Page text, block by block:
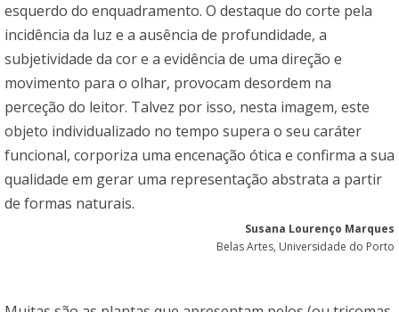
esquerdo do enquadramento. O destaque do corte pela
incidência da luz e a ausência de profundidade, a
subjetividade da cor e a evidência de uma direção e
movimento para o olhar, provocam desordem na
perceção do leitor. Talvez por isso, nesta imagem, este
objeto individualizado no tempo supera o seu caráter
funcional, corporiza uma encenação ótica e confirma a sua
qualidade em gerar uma representação abstrata a partir
de formas naturais.
Susana Lourenço Marques
Belas Artes, Universidade do Porto